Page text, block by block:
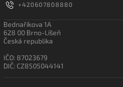
+420607808880
Bednaříkova 1A
628 00 Brno-Líšeň
Česká republika
IČO: 87023679
DIČ: CZ8505044141